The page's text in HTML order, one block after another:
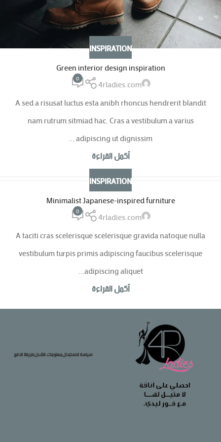
INSPIRATION
Green interior design inspiration
4rladies.com
0
A sed a risusat luctus esta anibh rhoncus hendrerit blandit
nam rutrum sitmiad hac. Cras a vestibulum a varius
adipiscing ut dignissim ...
أكمل القراءة
INSPIRATION
Minimalist Japanese-inspired furniture
4rladies.com
0
A taciti cras scelerisque scelerisque gravida natoque nulla
vestibulum turpis primis adipiscing faucibus scelerisque
adipiscing aliquet...
أكمل القراءة
سياسة الاستبدالمعلومات الشحنطريقة الدفع